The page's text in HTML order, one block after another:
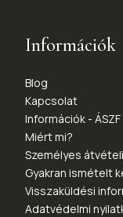
Információk
Blog
Kapcsolat
Információk - ÁSZF
Miért mi?
Személyes
Gyakran ismételt
Visszaküldési
Adatvédelmi